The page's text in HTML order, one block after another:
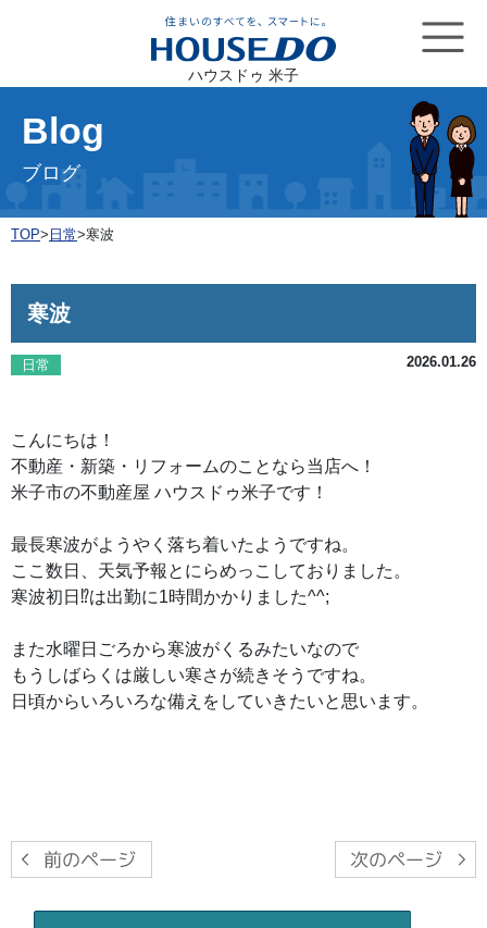
ハウスドゥ 米子
Blog
ブログ
TOP> 日常>寒波
寒波
日常 2026.01.26
こんにちは！
不動産・新築・リフォームのことなら当店へ！
米子市の不動産屋 ハウスドゥ米子です！
最長寒波がようやく落ち着いたようですね。
ここ数日、天気予報とにらめっこしておりました。
寒波初日⁉は出勤に1時間かかりました^^;
また水曜日ごろから寒波がくるみたいなので
もうしばらくは厳しい寒さが続きそうですね。
日頃からいろいろな備えをしていきたいと思います。